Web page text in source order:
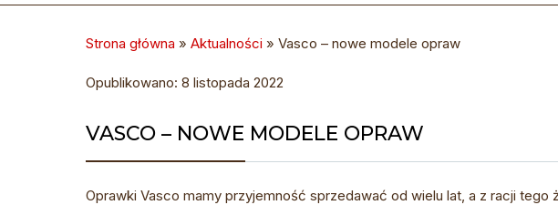
Strona główna » Aktualności » Vasco – nowe modele opraw
Opublikowano: 8 listopada 2022
VASCO – NOWE MODELE OPRAW
Oprawki Vasco mamy przyjemność sprzedawać od wielu lat, a z racji